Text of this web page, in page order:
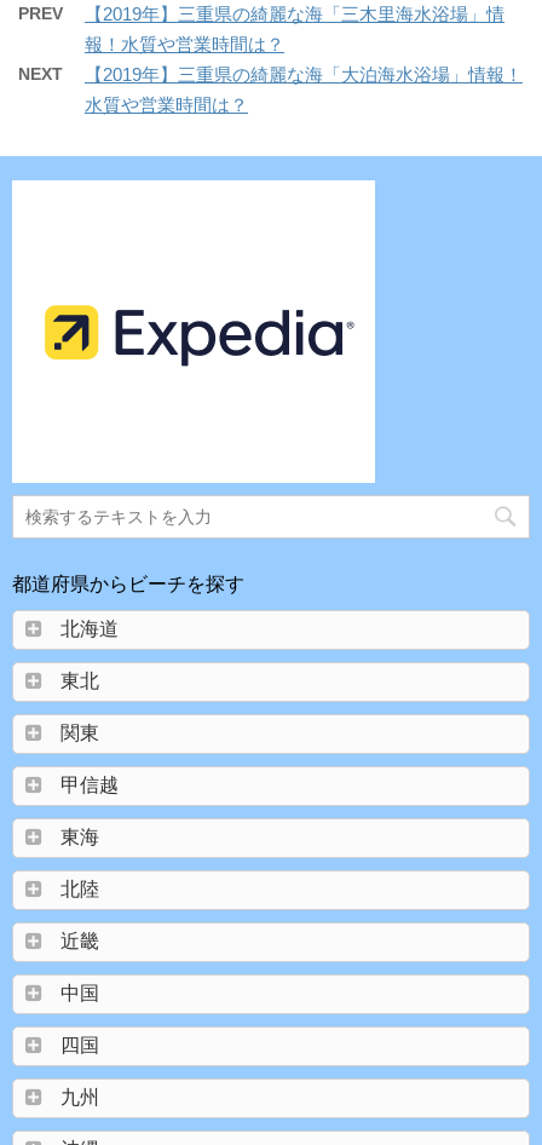
PREV
【2019年】三重県の綺麗な海「三木里海水浴場」情
報！水質や営業時間は？
NEXT
【2019年】三重県の綺麗な海「大泊海水浴場」情報！
水質や営業時間は？
都道府県からビーチを探す
北海道
東北
関東
甲信越
東海
北陸
近畿
中国
四国
九州